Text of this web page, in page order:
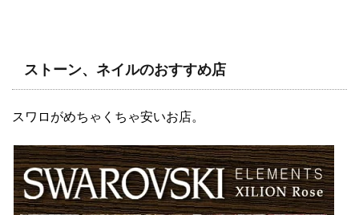
ストーン、ネイルのおすすめ店
スワロがめちゃくちゃ安いお店。